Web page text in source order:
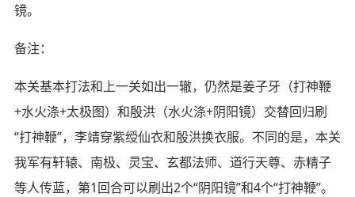
镜。
备注：
本关基本打法和上一关如出一辙，仍然是姜子牙（打神鞭
+水火涤+太极图）和殷洪（水火涤+阴阳镜）交替回归刷
“打神鞭”，李靖穿紫绶仙衣和殷洪换衣服。不同的是，本关
我军有轩辕、南极、灵宝、玄都法师、道行天尊、赤精子
等人传蓝，第1回合可以刷出2个“阴阳镜”和4个“打神鞭”。